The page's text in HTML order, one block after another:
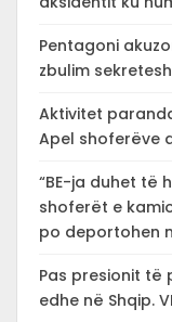
Pentagoni
zbulim
Aktivitet
Apel shoferëve
“BE-ja duhet të
shoferët e
po deportohen
Pas presionit të
edhe në Shqip.